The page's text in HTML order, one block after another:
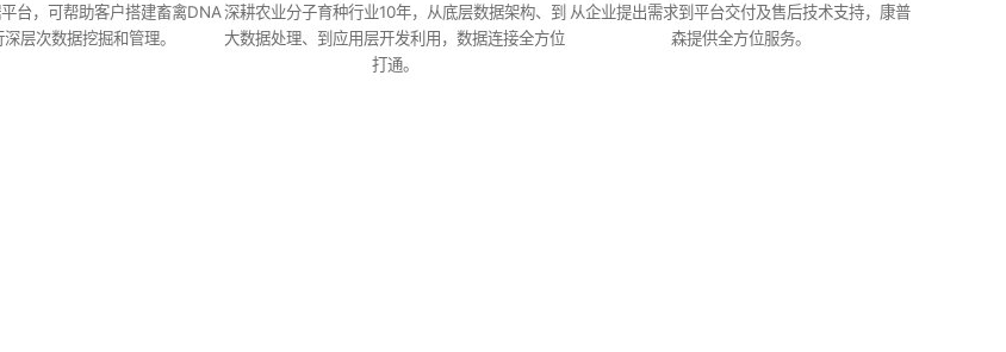
台，可帮助客户搭建畜禽DNA
层次数据挖掘和管理。
深耕农业分子育种行业10年，从底层数据架构、到
大数据处理、到应用层开发利用，数据连接全方位
打通。
从企业提出需求到平台交付及售后技术支持，康普
森提供全方位服务。